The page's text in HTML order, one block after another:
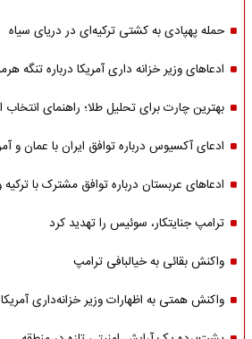
حمله پهپادی به کشتی ترکیه‌ای در دریای سیاه
ادعاهای وزیر خزانه داری آمریکا درباره تنگه
بهترین چارت برای تحلیل طلا؛ راهنمای انتخاب
ادعای آکسیوس درباره توافق ایران با عمان و
ادعاهای عربستان درباره توافق مشترک با
ترامپ جنایتکار، سوئیس را تهدید کرد
واکنش بقائی به خیالبافی ترامپ
واکنش همتی به اظهارات وزیر خزانه‌داری آمریکا